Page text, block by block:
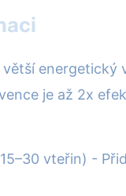
energetický
je až 2x
vteřin) -